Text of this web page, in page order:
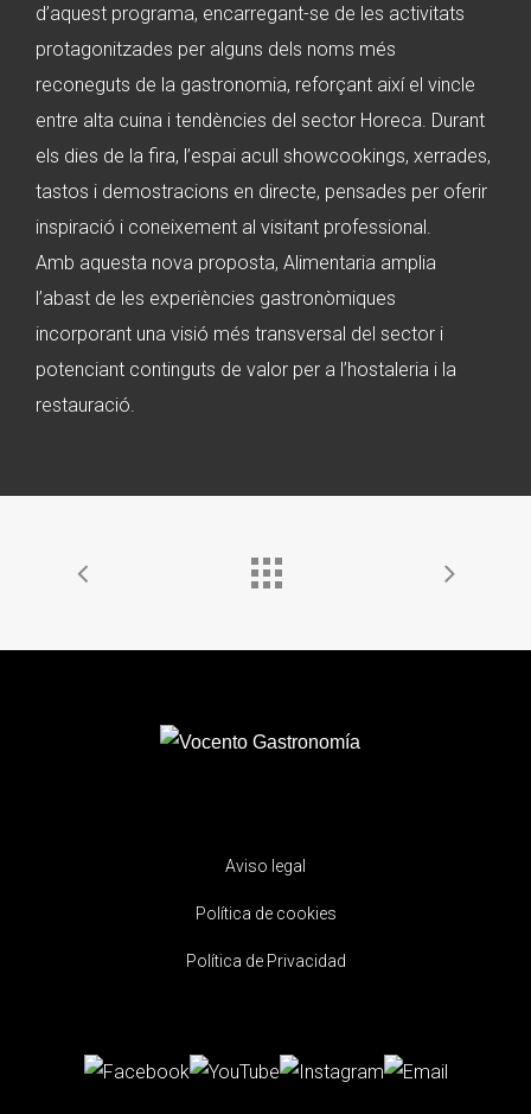
d’aquest programa, encarregant-se de les activitats
protagonitzades per alguns dels noms més
reconeguts de la gastronomia, reforçant així el vincle
entre alta cuina i tendències del sector Horeca. Durant
els dies de la fira, l’espai acull showcookings, xerrades,
tastos i demostracions en directe, pensades per oferir
inspiració i coneixement al visitant professional.
Amb aquesta nova proposta, Alimentaria amplia
l’abast de les experiències gastronòmiques
incorporant una visió més transversal del sector i
potenciant continguts de valor per a l’hostaleria i la
restauració.
Aviso legal
Política de cookies
Política de Privacidad